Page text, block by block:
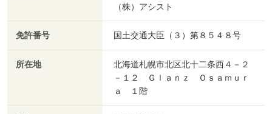
（株）アシスト
免許番号 国土交通大臣（３）第８５４８号
所在地
北海道札幌市北区北十二条西４－２
－１２ Ｇｌａｎｚ Ｏｓａｍｕｒ
ａ １階